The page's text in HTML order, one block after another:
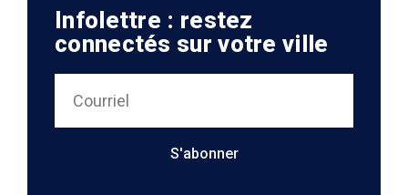
Infolettre : restez
connectés sur votre ville
S'abonner